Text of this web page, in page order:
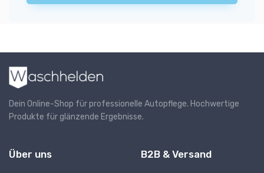
Dein Online-Shop für professionelle Autopflege. Hochwertige
Produkte für glänzende Ergebnisse.
Über uns B2B & Versand